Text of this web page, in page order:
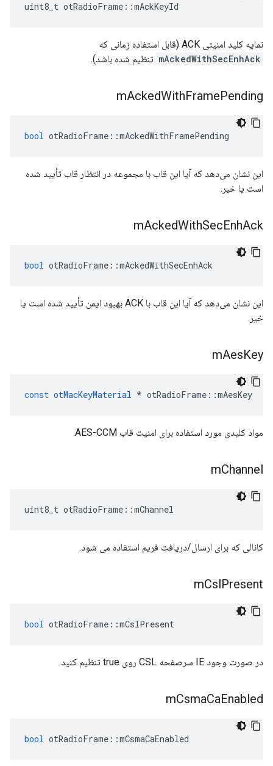
uint8_t otRadioFrame ::mAckKeyId
نمایه کلید امنیتی ACK (قابل استفاده زمانی که
mAckedWithSecEnhAck تنظیم شده باشد).
mAckedWithFramePending
bool otRadioFrame ::mAckedWithFramePending
این نشان می‌دهد که آیا این قاب با مجموعه در انتظار قاب تأیید شده
است یا خیر.
mAckedWithSecEnhAck
bool otRadioFrame ::mAckedWithSecEnhAck
این نشان می‌دهد که آیا این قاب با ACK بهبود ایمن تأیید شده است یا
خیر.
mAesKey
const otMacKeyMaterial * otRadioFrame ::mAesKey
مواد کلیدی مورد استفاده برای امنیت قاب AES-CCM.
mChannel
uint8_t otRadioFrame ::mChannel
کانالی که برای ارسال/دریافت فریم استفاده می شود.
mCslPresent
bool otRadioFrame ::mCslPresent
در صورت وجود IE سرصفحه CSL روی true تنظیم کنید.
mCsmaCaEnabled
bool otRadioFrame ::mCsmaCaEnabled